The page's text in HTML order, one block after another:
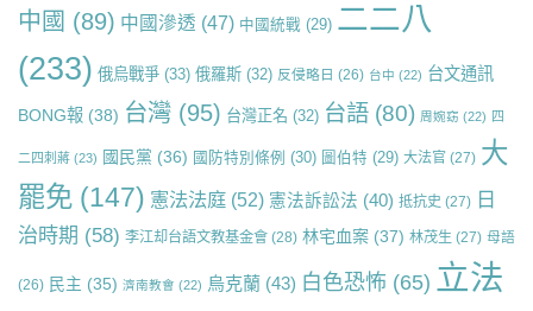
中國 (89) 中國滲透 (47) 中國統戰 (29) 二二八
(233) 俄烏戰爭 (33) 俄羅斯 (32) 反侵略日 (26) 台中 (22) 台文通訊
BONG報 (38) 台灣 (95) 台灣正名 (32) 台語 (80) 周婉窈 (22) 四
二四刺蔣 (23) 國民黨 (36) 國防特別條例 (30) 圖伯特 (29) 大法官 (27) 大
罷免 (147) 憲法法庭 (52) 憲法訴訟法 (40) 抵抗史 (27) 日
治時期 (58) 李江却台語文教基金會 (28) 林宅血案 (37) 林茂生 (27) 母語
(26) 民主 (35) 濟南教會 (22) 烏克蘭 (43) 白色恐怖 (65) 立法